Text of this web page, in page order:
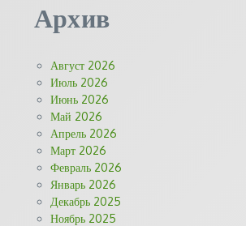
Архив
Август 2026
Июль 2026
Июнь 2026
Май 2026
Апрель 2026
Март 2026
Февраль 2026
Январь 2026
Декабрь 2025
Ноябрь 2025